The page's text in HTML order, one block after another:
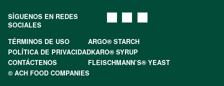
SÍGUENOS EN REDES
SOCIALES
TÉRMINOS DE USO
ARGO® STARCH
POLÍTICA DE PRIVACIDADKARO® SYRUP
CONTÁCTENOS
FLEISCHMANN’S® YEAST
© ACH FOOD COMPANIES